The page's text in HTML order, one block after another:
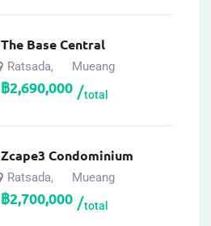
The Base Central
Ratsada, Mueang
฿2,690,000 total
Zcape3 Condominium
Ratsada, Mueang
฿2,700,000 total